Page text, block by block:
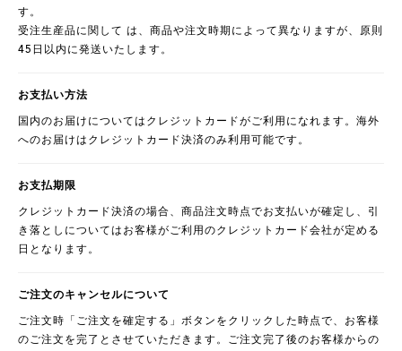
す。
受注生産品に関して は、商品や注文時期によって異なりますが、原則
45日以内に発送いたします。
お支払い方法
国内のお届けについてはクレジットカードがご利用になれます。海外
へのお届けはクレジットカード決済のみ利用可能です。
お支払期限
クレジットカード決済の場合、商品注文時点でお支払いが確定し、引
き落としについてはお客様がご利用のクレジットカード会社が定める
日となります。
ご注文のキャンセルについて
ご注文時「ご注文を確定する」ボタンをクリックした時点で、お客様
のご注文を完了とさせていただきます。ご注文完了後のお客様からの